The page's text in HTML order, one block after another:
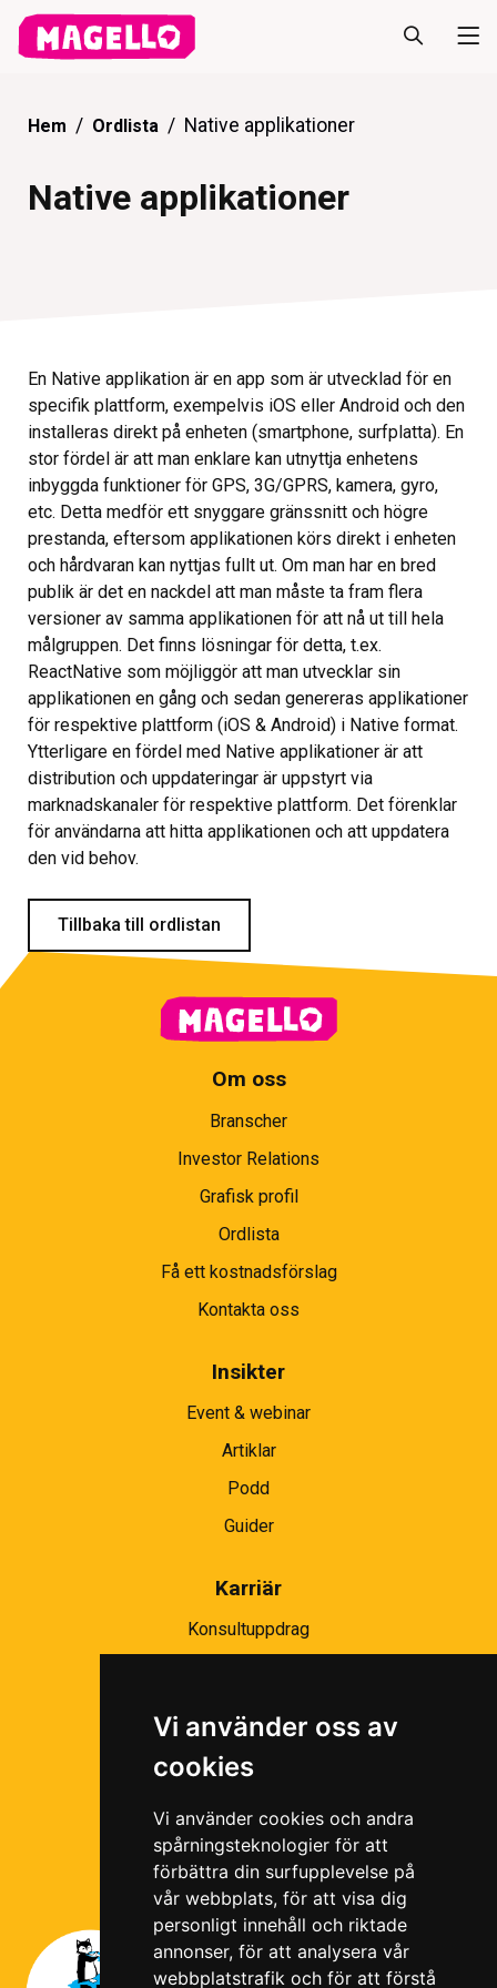
Vi använder oss av
cookies
Vi använder cookies och andra
spårningsteknologier för att
förbättra din surfupplevelse på
vår webbplats, för att visa dig
personligt innehåll och riktade
annonser, för att analysera vår
webbplatstrafik och för att förstå
Hem Ordlista Native applikationer
Native applikationer
En Native applikation är en app som är utvecklad för en
specifik plattform, exempelvis iOS eller Android och den
installeras direkt på enheten (smartphone, surfplatta). En
stor fördel är att man enklare kan utnyttja enhetens
inbyggda funktioner för GPS, 3G/GPRS, kamera, gyro,
etc. Detta medför ett snyggare gränssnitt och högre
prestanda, eftersom applikationen körs direkt i enheten
och hårdvaran kan nyttjas fullt ut. Om man har en bred
publik är det en nackdel att man måste ta fram flera
versioner av samma applikationen för att nå ut till hela
målgruppen. Det finns lösningar för detta, t.ex.
ReactNative som möjliggör att man utvecklar sin
applikationen en gång och sedan genereras applikationer
för respektive plattform (iOS & Android) i Native format.
Ytterligare en fördel med Native applikationer är att
distribution och uppdateringar är uppstyrt via
marknadskanaler för respektive plattform. Det förenklar
för användarna att hitta applikationen och att uppdatera
den vid behov.
Tillbaka till ordlistan
Om oss
Branscher
Investor Relations
Grafisk profil
Ordlista
Få ett kostnadsförslag
Kontakta oss
Insikter
Event & webinar
Artiklar
Podd
Guider
Karriär
Konsultuppdrag
Ramavtal